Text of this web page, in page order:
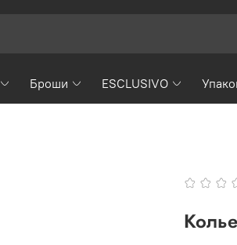
Броши ESCLUSIVO